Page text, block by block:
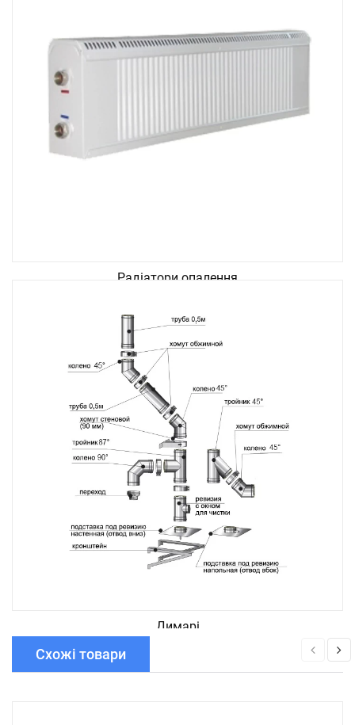
Радіатори опалення
Димарі
Схожі товари